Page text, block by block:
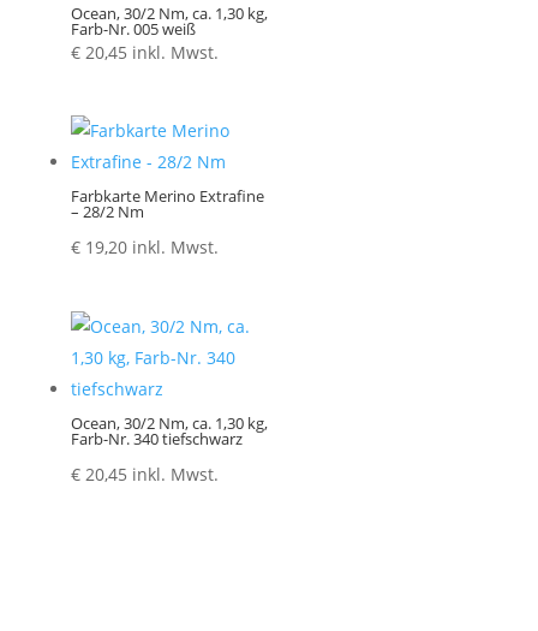
Ocean, 30/2 Nm, ca. 1,30 kg,
Farb-Nr. 005 weiß
€20,45 inkl. Mwst.
Farbkarte Merino Extrafine
– 28/2 Nm
€19,20 inkl. Mwst.
Ocean, 30/2 Nm, ca. 1,30 kg,
Farb-Nr. 340 tiefschwarz
€20,45 inkl. Mwst.